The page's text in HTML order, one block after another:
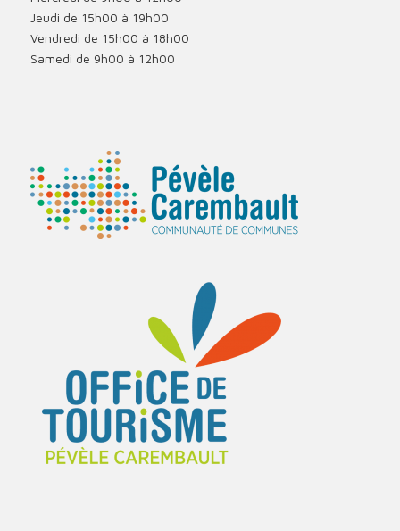
Jeudi de 15h00 à 19h00
Vendredi de 15h00 à 18h00
Samedi de 9h00 à 12h00